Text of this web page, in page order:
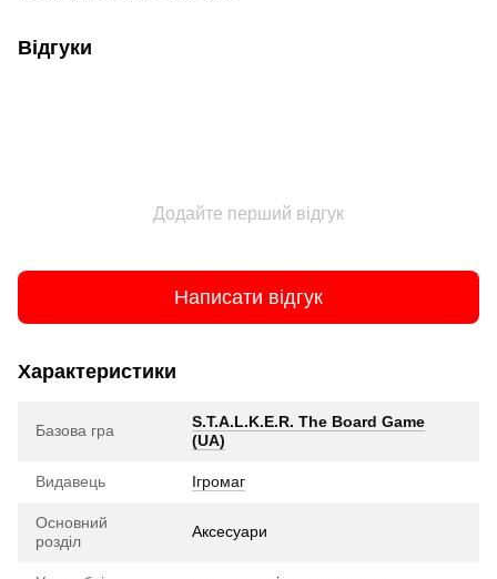
Відгуки
Додайте перший відгук
Написати відгук
Характеристики
Базова гра
S.T.A.L.K.E.R. The Board Game
(UA)
Видавець Ігромаг
Основний
розділ
Аксесуари